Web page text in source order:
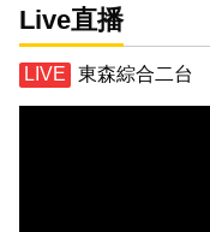
Live直播
東森綜合二台